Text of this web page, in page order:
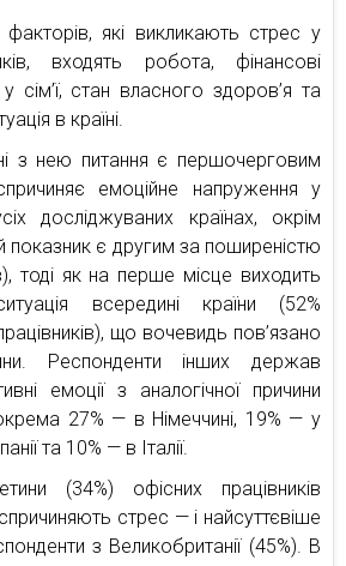
які викликають стрес у
входять робота, фінансові
сім’ї, стан власного здоров’я та
в країні.
з нею питання є першочерговим
емоційне напруження у
досліджуваних країнах, окрім
показник є другим за поширеністю
тоді як на перше місце виходить
всередині країни (52%
що вочевидь пов’язано
Респонденти інших держав
емоції з аналогічної причини
27% — в Німеччині, 19% — у
та 10% — в Італії.
(34%) офісних працівників
стрес — і найсуттєвіше
з Великобританії (45%). В